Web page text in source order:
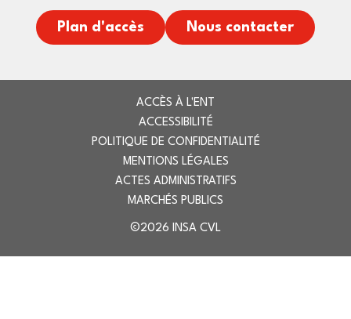
Plan d'accès Nous contacter
ACCÈS À L'ENT
ACCESSIBILITÉ
POLITIQUE DE CONFIDENTIALITÉ
MENTIONS LÉGALES
ACTES ADMINISTRATIFS
MARCHÉS PUBLICS
©2026 INSA CVL